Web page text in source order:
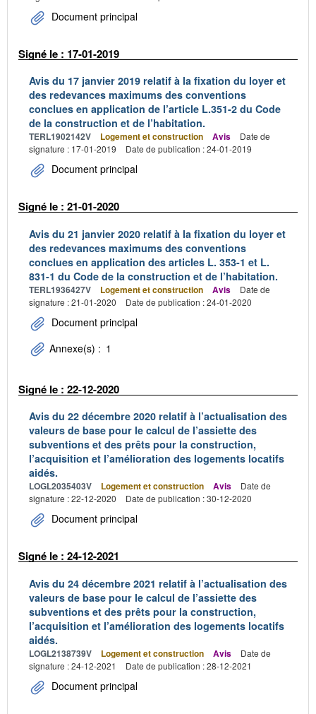
Document principal
Signé le : 17-01-2019
Avis du 17 janvier 2019 relatif à la fixation du loyer et
des redevances maximums des conventions
conclues en application de l’article L.351-2 du Code
de la construction et de l’habitation.
TERL1902142V Logement et construction Avis
Date de
signature : 17-01-2019
Date de publication : 24-01-2019
Document principal
Signé le : 21-01-2020
Avis du 21 janvier 2020 relatif à la fixation du loyer et
des redevances maximums des conventions
conclues en application des articles L. 353-1 et L.
831-1 du Code de la construction et de l’habitation.
TERL1936427V Logement et construction Avis
Date de
signature : 21-01-2020
Date de publication : 24-01-2020
Document principal
Annexe(s) : 1
Signé le : 22-12-2020
Avis du 22 décembre 2020 relatif à l’actualisation des
valeurs de base pour le calcul de l’assiette des
subventions et des prêts pour la construction,
l’acquisition et l’amélioration des logements locatifs
aidés.
LOGL2035403V Logement et construction Avis
Date de
signature : 22-12-2020
Date de publication : 30-12-2020
Document principal
Signé le : 24-12-2021
Avis du 24 décembre 2021 relatif à l’actualisation des
valeurs de base pour le calcul de l’assiette des
subventions et des prêts pour la construction,
l’acquisition et l’amélioration des logements locatifs
aidés.
LOGL2138739V Logement et construction Avis
Date de
signature : 24-12-2021
Date de publication : 28-12-2021
Document principal